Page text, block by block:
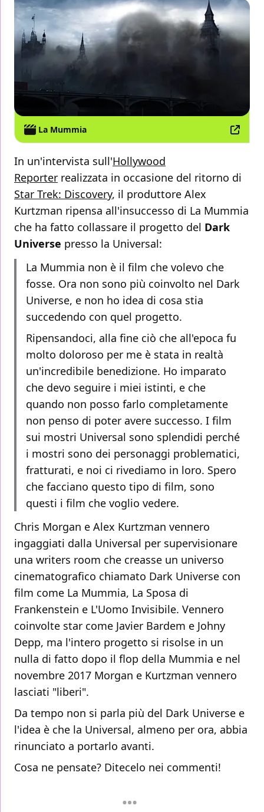
La Mummia
In un'intervista sull'Hollywood
Reporter realizzata in occasione del ritorno di
Star Trek: Discovery, il produttore Alex
Kurtzman ripensa all'insuccesso di La Mummia
che ha fatto collassare il progetto del Dark
Universe presso la Universal:
La Mummia non è il film che volevo che
fosse. Ora non sono più coinvolto nel Dark
Universe, e non ho idea di cosa stia
succedendo con quel progetto.
Ripensandoci, alla fine ciò che all'epoca fu
molto doloroso per me è stata in realtà
un'incredibile benedizione. Ho imparato
che devo seguire i miei istinti, e che
quando non posso farlo completamente
non penso di poter avere successo. I film
sui mostri Universal sono splendidi perché
i mostri sono dei personaggi problematici,
fratturati, e noi ci rivediamo in loro. Spero
che facciano questo tipo di film, sono
questi i film che voglio vedere.
Chris Morgan e Alex Kurtzman vennero
ingaggiati dalla Universal per supervisionare
una writers room che creasse un universo
cinematografico chiamato Dark Universe con
film come La Mummia, La Sposa di
Frankenstein e L'Uomo Invisibile. Vennero
coinvolte star come Javier Bardem e Johny
Depp, ma l'intero progetto si risolse in un
nulla di fatto dopo il flop della Mummia e nel
novembre 2017 Morgan e Kurtzman vennero
lasciati "liberi".
Da tempo non si parla più del Dark Universe e
l'idea è che la Universal, almeno per ora, abbia
rinunciato a portarlo avanti.
Cosa ne pensate? Ditecelo nei commenti!